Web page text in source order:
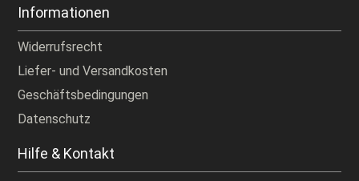
Informationen
Widerrufsrecht
Liefer- und Versandkosten
Geschäftsbedingungen
Datenschutz
Hilfe & Kontakt